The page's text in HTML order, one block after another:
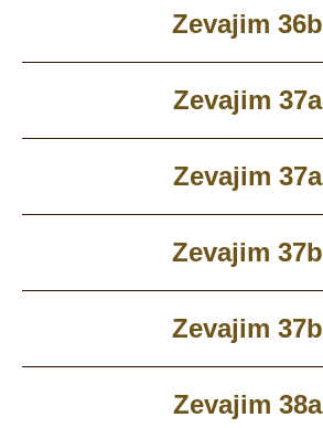
Zevajim 36b
Zevajim 37a
Zevajim 37a
Zevajim 37b
Zevajim 37b
Zevajim 38a